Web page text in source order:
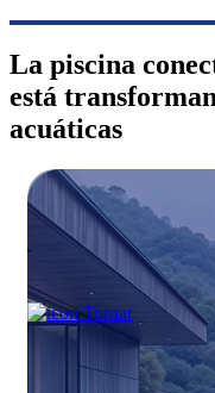
La piscina
está
acuáticas
Tornar